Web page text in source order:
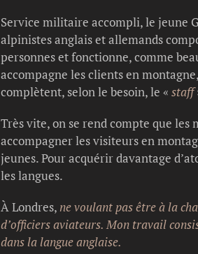
Service militaire accompli, le jeune
alpinistes anglais et allemands
personnes et fonctionne, comme
accompagne les clients en
complètent, selon le besoin, le « staff
Très vite, on se rend compte que
accompagner les visiteurs en
jeunes. Pour acquérir davantage
les langues.
À Londres,ne voulant pas être à la
d’officiers aviateurs. Mon travail
dans la langue anglaise.